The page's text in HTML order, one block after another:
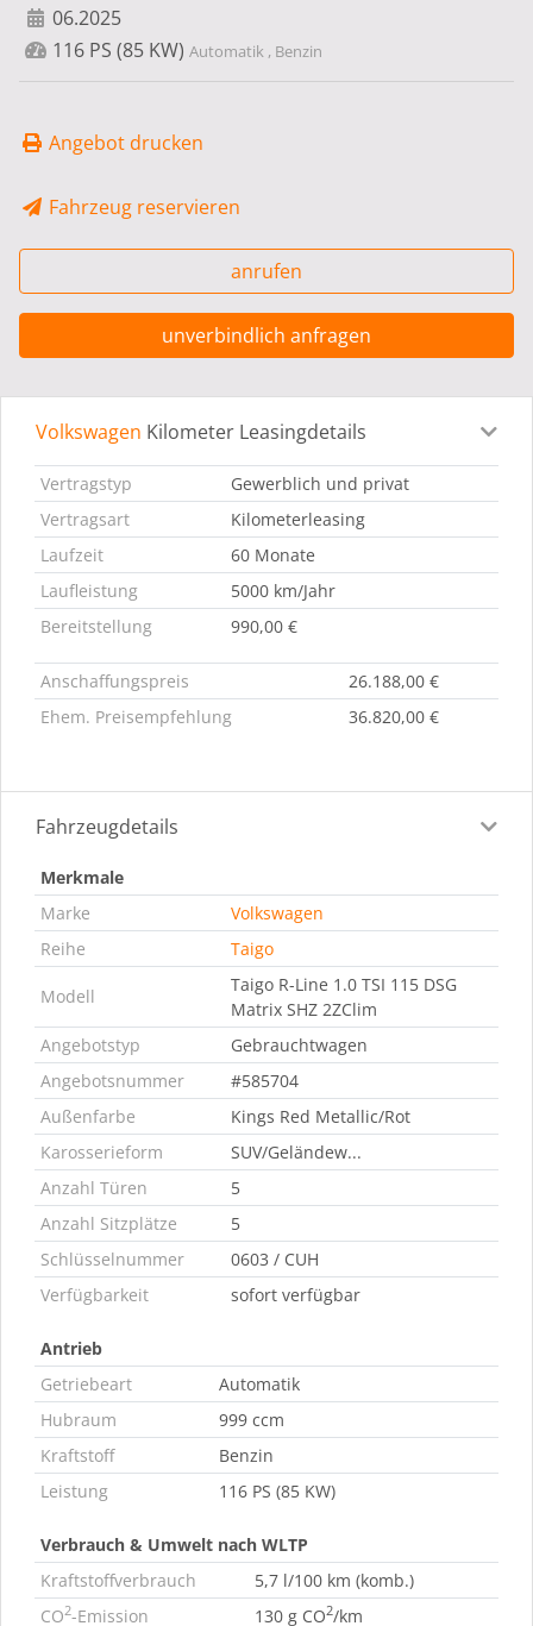
06.2025
116 PS (85 KW) Automatik , Benzin
Angebot drucken
Fahrzeug reservieren
anrufen
unverbindlich anfragen
Leasingdetails Fahrzeugdetails Ausstattung
Volkswagen Kilometer Leasingdetails
Vertragstyp
Gewerblich und privat
Vertragsart
Kilometerleasing
Laufzeit
60 Monate
Laufleistung
5000 km/Jahr
Bereitstellung
990,00 €
Anschaffungspreis
26.188,00 €
Ehem. Preisempfehlung
36.820,00 €
Fahrzeugdetails
Merkmale
Marke
Volkswagen
Reihe
Taigo
Modell
Taigo R-Line 1.0 TSI 115 DSG
Matrix SHZ 2ZClim
Angebotstyp
Gebrauchtwagen
Angebotsnummer
#585704
Außenfarbe
Kings Red Metallic/Rot
Karosserieform
SUV/Geländew...
Anzahl Türen
5
Anzahl Sitzplätze
5
Schlüsselnummer
0603 / CUH
Verfügbarkeit
sofort verfügbar
Antrieb
Getriebeart
Automatik
Hubraum
999 ccm
Kraftstoff
Benzin
Leistung
116 PS (85 KW)
Verbrauch & Umwelt nach WLTP
Kraftstoffverbrauch
5,7 l/100 km (komb.)
CO2-Emission 130 g CO2/km